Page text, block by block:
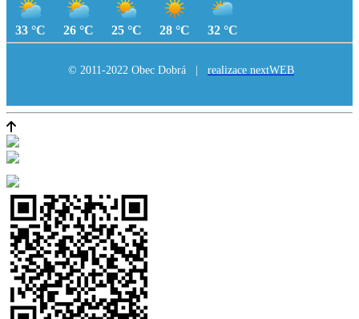
33 °C 26 °C 25 °C 28 °C 32 °C
© 2011-2022 Obec Dobrá | realizace nextWEB